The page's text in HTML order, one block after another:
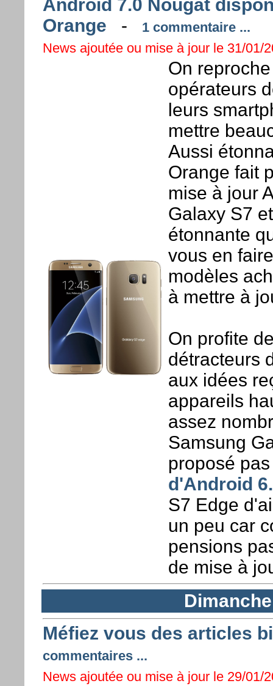
Android 7.0 Nougat
Orange -
1 commentaire ...
News ajoutée ou mise à jour le 31/01/
On
opérateurs
leurs
mettre
Aussi
Orange fait
mise à jour
Galaxy S7
étonnante
vous en
modèles
à mettre à
On profite
détracteurs
aux idées
appareils
assez
Samsung
proposé
d'Android
S7 Edge
un peu car
pensions
de mise à
Méfiez vous des articles
commentaires ...
News ajoutée ou mise à jour le 29/01/